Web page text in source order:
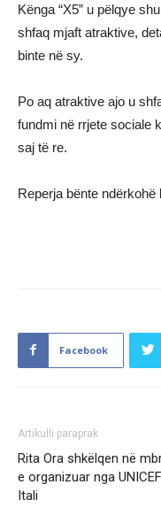
Kënga “X5” u pëlqye
shfaq mjaft atraktive,
binte në sy.
Po aq atraktive ajo u
fundmi në rrjete sociale
saj të re.
Reperja bënte
Facebook
Artikulli paraprak
Rita Ora shkëlqen në
e organizuar nga
Itali